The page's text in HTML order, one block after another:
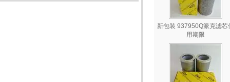
新包装 937950Q派克滤芯
用期限